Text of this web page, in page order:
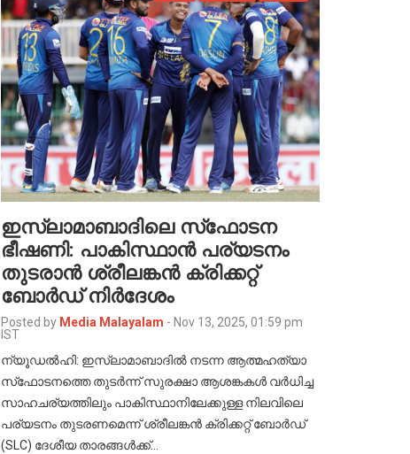
ഇസ്ലാമാബാദിലെ സ്‌ഫോടന
ഭീഷണി: പാകിസ്ഥാൻ പര്യടനം
തുടരാൻ ശ്രീലങ്കൻ ക്രിക്കറ്റ്
ബോർഡ് നിർദേശം
Posted by Media Malayalam - Nov 13, 2025, 01:59 pm
IST
ന്യൂഡൽഹി: ഇസ്ലാമാബാദിൽ നടന്ന ആത്മഹത്യാ
സ്‌ഫോടനത്തെ തുടർന്ന് സുരക്ഷാ ആശങ്കകൾ വർധിച്ച
സാഹചര്യത്തിലും പാകിസ്ഥാനിലേക്കുള്ള നിലവിലെ
പര്യടനം തുടരണമെന്ന് ശ്രീലങ്കൻ ക്രിക്കറ്റ് ബോർഡ്
(SLC) ദേശീയ താരങ്ങൾക്ക്…